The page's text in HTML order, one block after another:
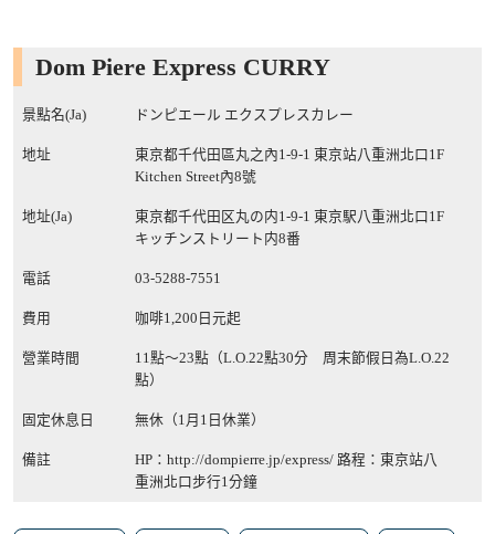
Dom Piere Express CURRY
景點名(Ja) ドンピエール エクスプレスカレー
地址
東京都千代田區丸之內1-9-1 東京站八重洲北口1F
Kitchen Street內8號
地址(Ja)
東京都千代田区丸の内1-9-1 東京駅八重洲北口1F
キッチンストリート内8番
電話 03-5288-7551
費用 咖啡1,200日元起
營業時間
11點〜23點（L.O.22點30分 周末節假日為L.O.22
點）
固定休息日 無休（1月1日休業）
備註 HP： http://dompierre.jp/express/ 路程：東京站八
重洲北口步行1分鐘